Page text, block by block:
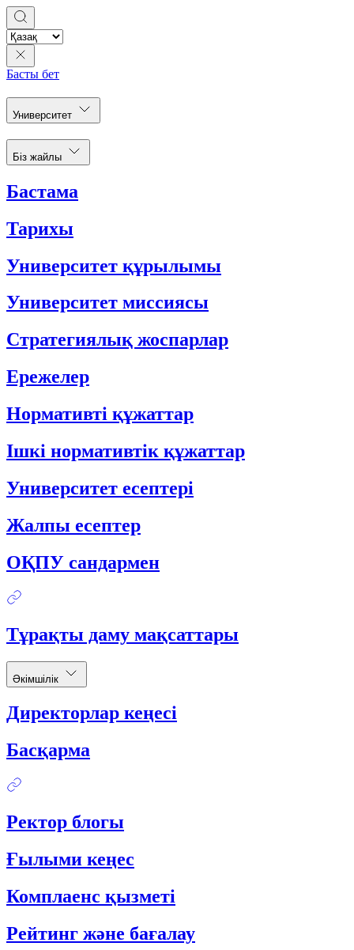
Басты бет
Университет
Біз жайлы
Бастама
Тарихы
Университет құрылымы
Университет миссиясы
Стратегиялық жоспарлар
Ережелер
Нормативті құжаттар
Ішкі нормативтік құжаттар
Университет есептері
Жалпы есептер
ОҚПУ сандармен
Тұрақты даму мақсаттары
Әкімшілік
Директорлар кеңесі
Басқарма
Ректор блогы
Ғылыми кеңес
Комплаенс қызметі
Рейтинг және бағалау